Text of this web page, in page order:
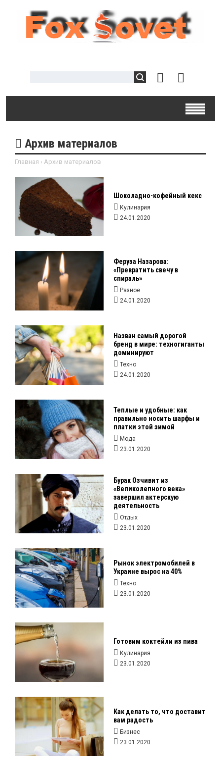
Архив материалов
Главная › Архив материалов
Шоколадно-кофейный кекс
Кулинария
24.01.2020
Феруза Назарова:
«Превратить свечу в
спираль»
Разное
24.01.2020
Назван самый дорогой
бренд в мире: техногиганты
доминируют
Техно
24.01.2020
Теплые и удобные: как
правильно носить шарфы и
платки этой зимой
Мода
23.01.2020
Бурак Озчивит из
«Великолепного века»
завершил актерскую
деятельность
Отдых
23.01.2020
Рынок электромобилей в
Украине вырос на 40%
Техно
23.01.2020
Готовим коктейли из пива
Кулинария
23.01.2020
Как делать то, что доставит
вам радость
Бизнес
23.01.2020